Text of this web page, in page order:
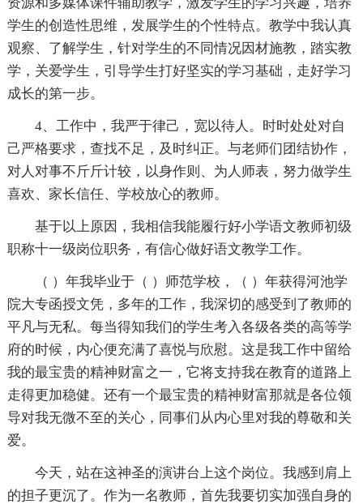
学生的创造性思维，发展学生的个性特点。教学中我认真
观察、了解学生，针对学生的不同情况因材施教，踏实教
学，关爱学生，引导学生打好坚实的学习基础，走好学习
成长的第一步。
4、工作中，我严于律己，宽以待人。时时处处对自
己严格要求，查找不足，及时纠正。与老师们团结协作，
对人对事不斤斤计较，以身作则、为人师表，努力做学生
喜欢、家长信任、学校放心的教师。
基于以上原因，我相信我能履行好小学语文教师初级
职称十一级岗位职务，有信心做好语文教学工作。
（ ）年我毕业于（ ）师范学校，（ ）年获得河池学
院大专函授文凭，多年的工作，我深切的感受到了教师的
平凡与无私。每当得知我们的学生考入各级各类的高等学
府的时候，内心便充满了喜悦与欣慰。这是我工作中留给
我的最宝贵的精神财富之一，它将支持我在教育的道路上
走得更加稳健。还有一个最宝贵的精神财富那就是各位领
导对我无微不至的关心，同事们从内心里对我的尊敬和关
爱。
今天，站在这神圣的演讲台上这个岗位。我感到肩上
的担子更沉了。作为一名教师，首先我要切实加强自身的